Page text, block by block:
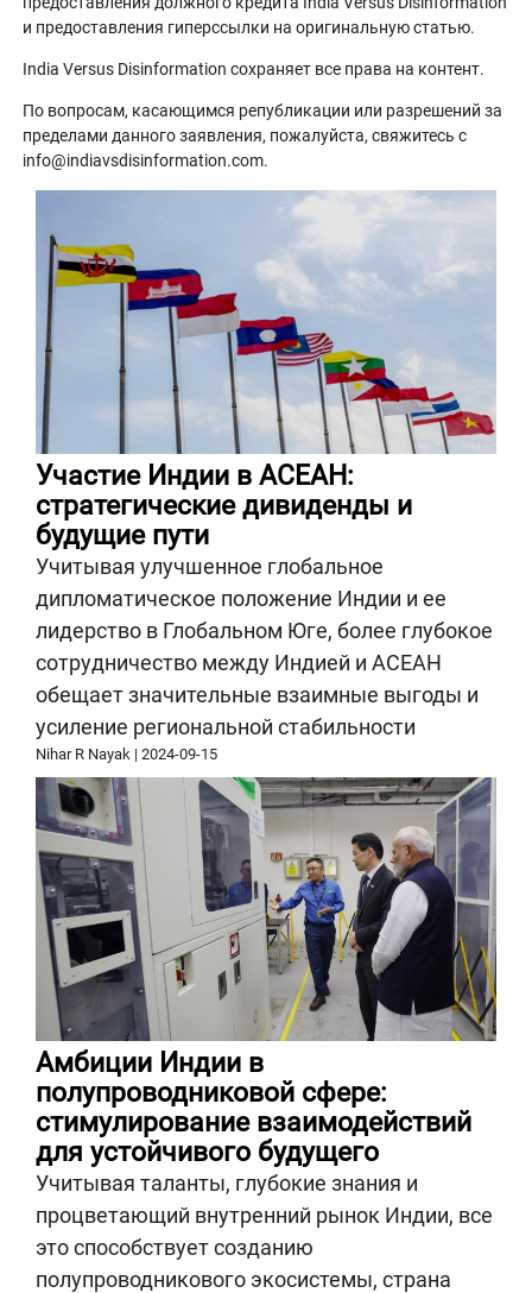
и предоставления гиперссылки на оригинальную статью.
India Versus Disinformation сохраняет все права на контент.
По вопросам, касающимся републикации или разрешений за
пределами данного заявления, пожалуйста, свяжитесь с
info@indiavsdisinformation.com.
Участие Индии в АСЕАН:
стратегические дивиденды и
будущие пути
Учитывая улучшенное глобальное
дипломатическое положение Индии и ее
лидерство в Глобальном Юге, более глубокое
сотрудничество между Индией и АСЕАН
обещает значительные взаимные выгоды и
усиление региональной стабильности
Nihar R Nayak| 2024-09-15
Амбиции Индии в
полупроводниковой сфере:
стимулирование взаимодействий
для устойчивого будущего
Учитывая таланты, глубокие знания и
процветающий внутренний рынок Индии, все
это способствует созданию
полупроводникового экосистемы, страна